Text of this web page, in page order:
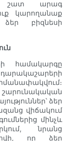
շատ արագ
կարողանաք
ձեր բիզնեսի
համակարգը
ձեր
վիճակում
մինչև
նրանց
որ ձեր